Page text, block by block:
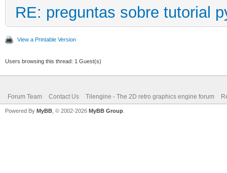
RE: preguntas sobre tutorial
View a Printable Version
Users browsing this thread: 1 Guest(s)
Forum Team Contact Us Tilengine - The 2D retro graphics engine forum
Powered By MyBB , © 2002-2026 MyBB Group